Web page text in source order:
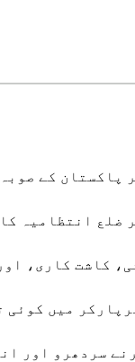
پاکستان کے
ضلع انتظامیہ
کاشت کاری،
میں کوئی
سردھرو اور